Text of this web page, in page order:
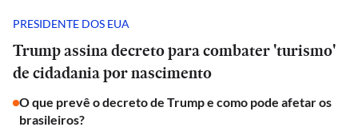
PRESIDENTE DOS EUA
Trump assina decreto para combater 'turismo'
de cidadania por nascimento
O que prevê o decreto de Trump e como pode afetar os
brasileiros?